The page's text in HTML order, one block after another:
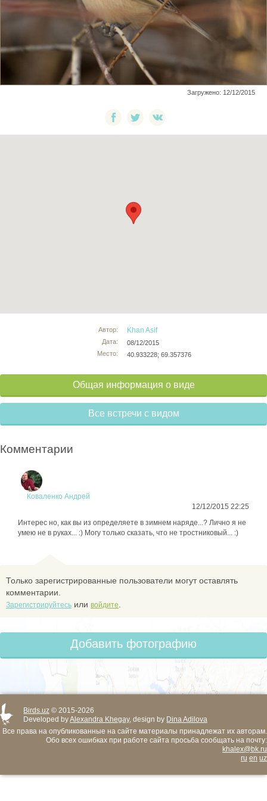
Загружено: 12/12/2015
Автор:
Дата:
Место:
Khan Asif
08/12/2015
40.933228; 69.357376
Общая информация о виде
Все встречи с видом
Комментарии
Коваленко Андрей
12/12/2015 22:25
Интерес но, как вы из определяете в зимнем наряде...? Лично я не
умею не в руках... :) Могу только сказать, что не тростниковый... :)
Только зарегистрированные пользователи могут оставлять
комментарии.
Зарегистрируйтесь или войдите
Добавить фотографию
Birds.uz © 2015-2026
Developed byAlexandra Khegay, design by Dina Adilova
Все права на опубликованные на сайте материалы принадлежат их авторам.
Обо всех ошибках при работе сайта просьба сообщать на почту:
khalex@bk.ru
ru en uz